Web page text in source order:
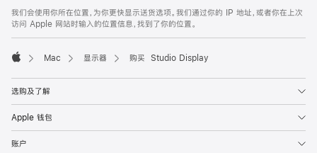
我们会使用你所在位置，为你更快显示送货选项。我们通过你的 IP 地址，或者你在上次
访问 Apple 网站时输入的位置信息，找到了你的位置。
Mac 显示器 购买 Studio Display
选购及了解
Apple 钱包
账户